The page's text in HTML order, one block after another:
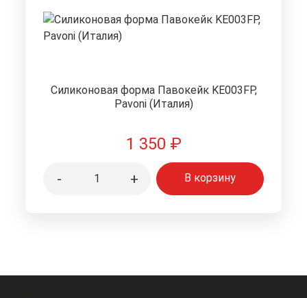
Силиконовая форма Павокейк KE003FP,
Pavoni (Италия)
1 350 ₽
- + В корзину